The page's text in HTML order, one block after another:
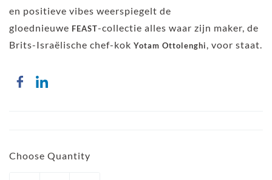
en positieve vibes weerspiegelt de
gloednieuwe FEAST-collectie alles waar zijn maker, de
Brits-Israëlische chef-kok Yotam Ottolenghi, voor staat.
Choose Quantity